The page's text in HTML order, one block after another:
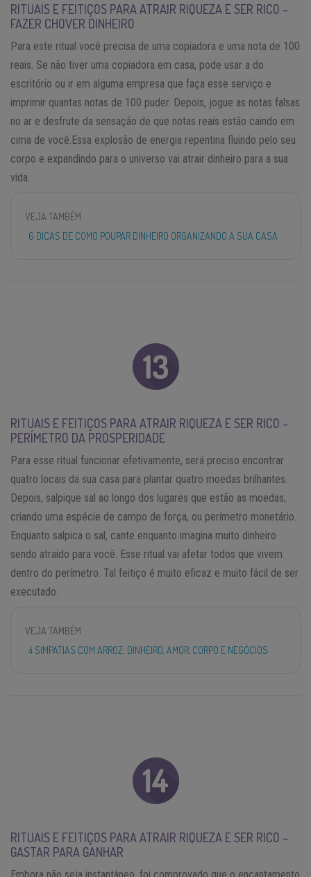
RITUAIS E FEITIÇOS PARA ATRAIR RIQUEZA E SER RICO –
FAZER CHOVER DINHEIRO
Para este ritual você precisa de uma copiadora e uma nota de 100
reais. Se não tiver uma copiadora em casa, pode usar a do
escritório ou ir em alguma empresa que faça esse serviço e
imprimir quantas notas de 100 puder. Depois, jogue as notas falsas
no ar e desfrute da sensação de que notas reais estão caindo em
cima de você.Essa explosão de energia repentina fluindo pelo seu
corpo e expandindo para o universo vai atrair dinheiro para a sua
vida.
VEJA TAMBÉM
6 DICAS DE COMO POUPAR DINHEIRO ORGANIZANDO A SUA CASA
RITUAIS E FEITIÇOS PARA ATRAIR RIQUEZA E SER RICO –
PERÍMETRO DA PROSPERIDADE
Para esse ritual funcionar efetivamente, será preciso encontrar
quatro locais da sua casa para plantar quatro moedas brilhantes.
Depois, salpique sal ao longo dos lugares que estão as moedas,
criando uma espécie de campo de força, ou perímetro monetário.
Enquanto salpica o sal, cante enquanto imagina muito dinheiro
sendo atraído para você. Esse ritual vai afetar todos que vivem
dentro do perímetro. Tal feitiço é muito eficaz e muito fácil de ser
executado.
VEJA TAMBÉM
4 SIMPATIAS COM ARROZ: DINHEIRO, AMOR, CORPO E NEGÓCIOS
RITUAIS E FEITIÇOS PARA ATRAIR RIQUEZA E SER RICO –
GASTAR PARA GANHAR